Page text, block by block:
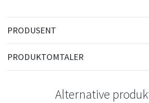
PRODUSENT
PRODUKTOMTALER
Alternative